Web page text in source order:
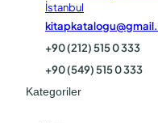
İstanbul
+90 (212) 515 0 333
+90 (549) 515 0 333
Kategoriler